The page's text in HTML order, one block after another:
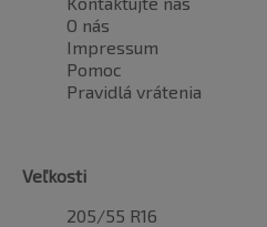
O nás
Impressum
Pomoc
Pravidlá vrátenia
Veľkosti
205/55 R16